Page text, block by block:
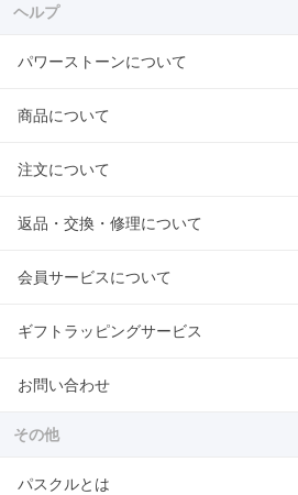
ヘルプ
パワーストーンについて
商品について
注文について
返品・交換・修理について
会員サービスについて
ギフトラッピングサービス
お問い合わせ
その他
パスクルとは